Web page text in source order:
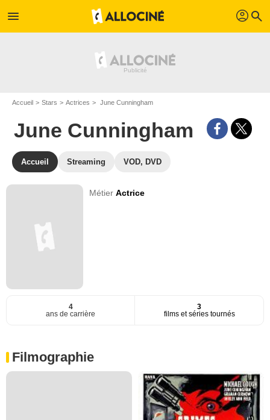
menu profil search
Accueil Stars Actrices June Cunningham
June Cunningham
Accueil Streaming VOD, DVD
MétierActrice
4
ans de carrière
3
films et séries tournés
Filmographie